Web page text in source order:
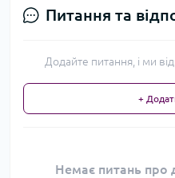
Питання та
Додайте питання, і ми
+
Немає питань про